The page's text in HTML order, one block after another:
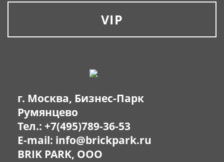
VIP
г. Москва, Бизнес-Парк
Румянцево
Тел.: +7(495)789-36-53
E-mail: info@brickpark.ru
BRIK PARK, OOO